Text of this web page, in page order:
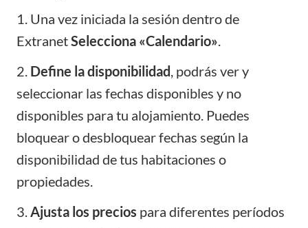
1. Una vez iniciada la sesión dentro de
ExtranetSelecciona «Calendario».
2. Define la disponibilidad, podrás ver y
seleccionar las fechas disponibles y no
disponibles para tu alojamiento. Puedes
bloquear o desbloquear fechas según la
disponibilidad de tus habitaciones o
propiedades.
3.Ajusta los precios para diferentes períodos